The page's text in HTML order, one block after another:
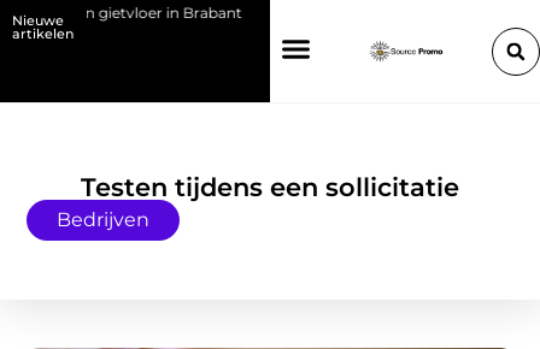
Nieuwe
artikelen
gietvloer in Brabant Kies de juiste HP toner voor jouw printer
Testen tijdens een sollicitatie
Bedrijven